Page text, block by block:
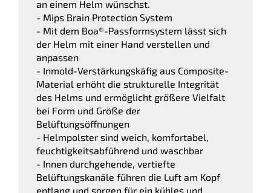
an einem Helm wünschst.
- Mips Brain Protection System
- Mit dem Boa®-Passformsystem lässt sich
der Helm mit einer Hand verstellen und
anpassen
- Inmold-Verstärkungskäfig aus Composite-
Material erhöht die strukturelle Integrität
des Helms und ermöglicht größere Vielfalt
bei Form und Größe der
Belüftungsöffnungen
- Helmpolster sind weich, komfortabel,
feuchtigkeitsabführend und waschbar
- Innen durchgehende, vertiefte
Belüftungskanäle führen die Luft am Kopf
entlang und sorgen für ein kühles und